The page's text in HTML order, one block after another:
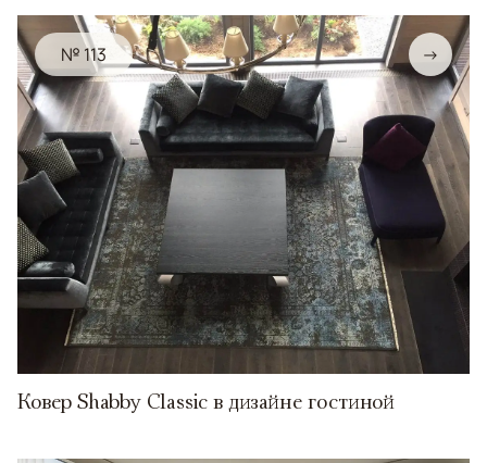
№ 113 →
Ковер Shabby Classic в дизайне гостиной